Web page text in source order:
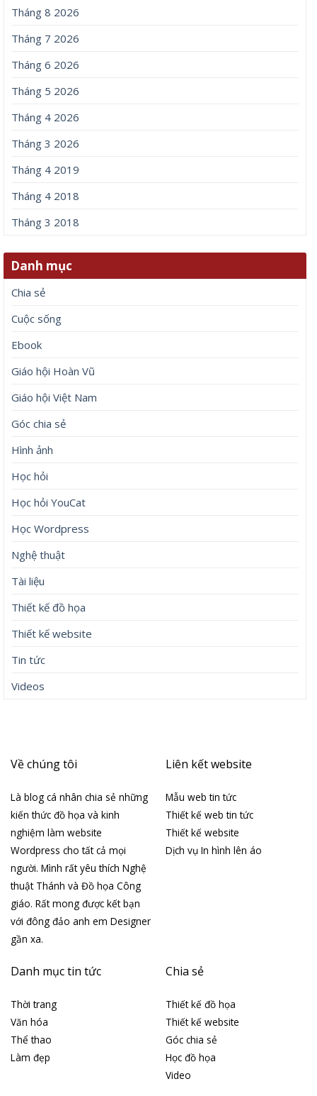
Tháng 8 2026
Tháng 7 2026
Tháng 6 2026
Tháng 5 2026
Tháng 4 2026
Tháng 3 2026
Tháng 4 2019
Tháng 4 2018
Tháng 3 2018
Danh mục
Chia sẻ
Cuộc sống
Ebook
Giáo hội Hoàn Vũ
Giáo hội Việt Nam
Góc chia sẻ
Hình ảnh
Học hỏi
Học hỏi YouCat
Học Wordpress
Nghệ thuật
Tài liệu
Thiết kế đồ họa
Thiết kế website
Tin tức
Videos
Về chúng tôi
Là blog cá nhân chia sẻ những
kiến thức đồ họa và kinh
nghiệm làm website
Wordpress cho tất cả mọi
người. Mình rất yêu thích Nghệ
thuật Thánh và Đồ họa Công
giáo. Rất mong được kết bạn
với đông đảo anh em Designer
gần xa.
Liên kết website
Mẫu web tin tức
Thiết kế web tin tức
Thiết kế website
Dịch vụ In hình lên áo
Danh mục tin tức
Thời trang
Văn hóa
Thể thao
Làm đẹp
Chia sẻ
Thiết kế đồ họa
Thiết kế website
Góc chia sẻ
Học đồ họa
Video